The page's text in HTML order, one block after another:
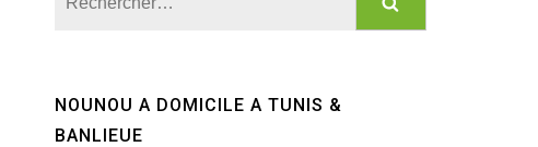
NOUNOU A DOMICILE A TUNIS &
BANLIEUE